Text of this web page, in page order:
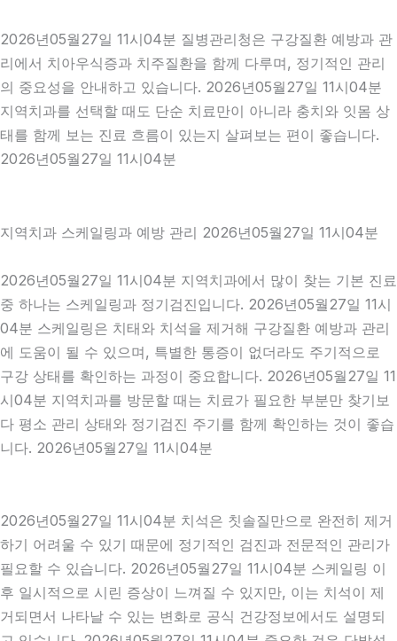
2026년05월27일 11시04분 질병관리청은 구강질환 예방과 관
리에서 치아우식증과 치주질환을 함께 다루며, 정기적인 관리
의 중요성을 안내하고 있습니다. 2026년05월27일 11시04분
지역치과를 선택할 때도 단순 치료만이 아니라 충치와 잇몸 상
태를 함께 보는 진료 흐름이 있는지 살펴보는 편이 좋습니다.
2026년05월27일 11시04분
지역치과 스케일링과 예방 관리 2026년05월27일 11시04분
2026년05월27일 11시04분 지역치과에서 많이 찾는 기본 진료
중 하나는 스케일링과 정기검진입니다. 2026년05월27일 11시
04분 스케일링은 치태와 치석을 제거해 구강질환 예방과 관리
에 도움이 될 수 있으며, 특별한 통증이 없더라도 주기적으로
구강 상태를 확인하는 과정이 중요합니다. 2026년05월27일 11
시04분 지역치과를 방문할 때는 치료가 필요한 부분만 찾기보
다 평소 관리 상태와 정기검진 주기를 함께 확인하는 것이 좋습
니다. 2026년05월27일 11시04분
2026년05월27일 11시04분 치석은 칫솔질만으로 완전히 제거
하기 어려울 수 있기 때문에 정기적인 검진과 전문적인 관리가
필요할 수 있습니다. 2026년05월27일 11시04분 스케일링 이
후 일시적으로 시린 증상이 느껴질 수 있지만, 이는 치석이 제
거되면서 나타날 수 있는 변화로 공식 건강정보에서도 설명되